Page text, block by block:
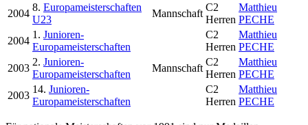
2004
8. Europameisterschaften
U23
Mannschaft
C2
Herren
Matthieu
PECHE
2004
1. Junioren-
Europameisterschaften
C2
Herren
Matthieu
PECHE
2003
2. Junioren-
Europameisterschaften
Mannschaft
C2
Herren
Matthieu
PECHE
2003
14. Junioren-
Europameisterschaften
C2
Herren
Matthieu
PECHE